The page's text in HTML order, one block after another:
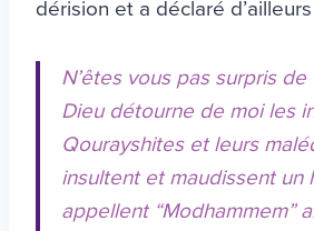
dérision et a déclaré
N’êtes vous pas surpris
Dieu détourne de moi les
Qourayshites et leurs
insultent et maudissent un
appellent “Modhammem”